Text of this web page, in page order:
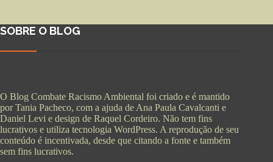
SOBRE O BLOG
O Blog Combate Racismo Ambiental foi criado e é mantido
por Tania Pacheco, com a ajuda de Ana Paula Cavalcanti e
Daniel Levi e design de Raquel Cordeiro. Não tem fins
lucrativos e utiliza tecnologia WordPress. A reprodução de seu
conteúdo é incentivada, desde que citando a fonte e também
sem fins lucrativos.